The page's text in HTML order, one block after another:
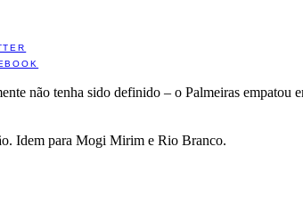
não tenha sido definido – o Palmeiras empatou
Idem para Mogi Mirim e Rio Branco.